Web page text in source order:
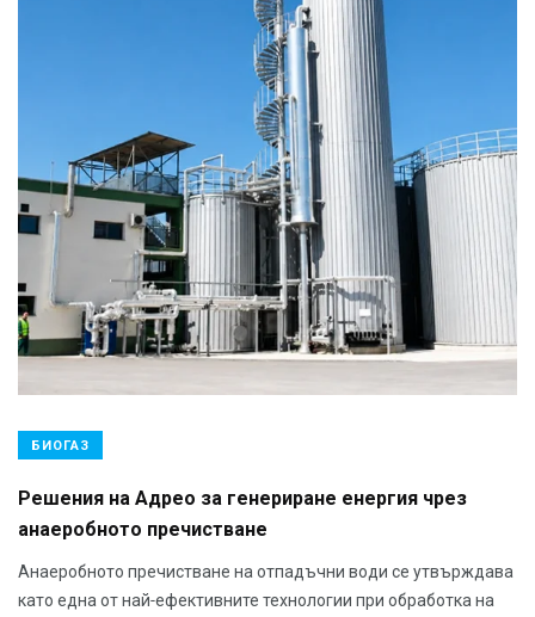
БИОГАЗ
Решения на Адрео за генериране енергия чрез
анаеробното пречистване
Анаеробното пречистване на отпадъчни води се утвърждава
като една от най-ефективните технологии при обработка на